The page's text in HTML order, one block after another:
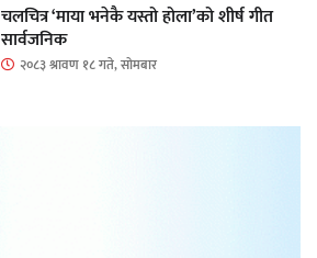
चलचित्र ‘माया भनेकै यस्तो होला’को शीर्ष गीत
सार्वजनिक
२०८३ श्रावण १८ गते, सोमबार